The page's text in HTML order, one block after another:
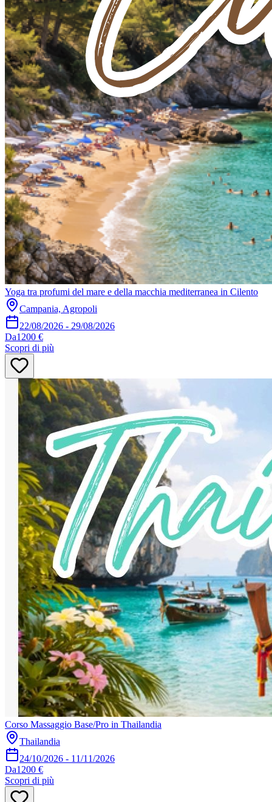
Yoga tra profumi del mare e della macchia mediterranea in Cilento
Campania, Agropoli
22/08/2026 - 29/08/2026
Da1200 €
Scopri di più
Corso Massaggio Base/Pro in Thailandia
Thailandia
24/10/2026 - 11/11/2026
Da1200 €
Scopri di più